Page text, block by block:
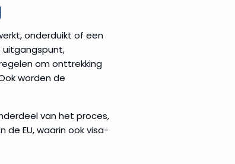
onderduikt of een
uitgangspunt,
om onttrekking
worden de
van het proces,
EU, waarin ook visa-